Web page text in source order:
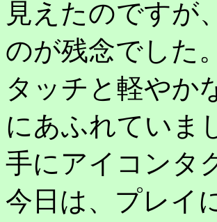
見えたのですが
のが残念でした
タッチと軽やか
にあふれていま
手にアイコンタ
今日は、プレイ